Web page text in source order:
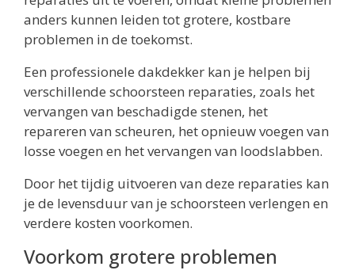
anders kunnen leiden tot grotere, kostbare
problemen in de toekomst.
Een professionele dakdekker kan je helpen bij
verschillende schoorsteen reparaties, zoals het
vervangen van beschadigde stenen, het
repareren van scheuren, het opnieuw voegen van
losse voegen en het vervangen van loodslabben.
Door het tijdig uitvoeren van deze reparaties kan
je de levensduur van je schoorsteen verlengen en
verdere kosten voorkomen.
Voorkom grotere problemen